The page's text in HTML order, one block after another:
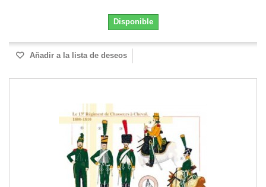
Disponible
Añadir a la lista de deseos